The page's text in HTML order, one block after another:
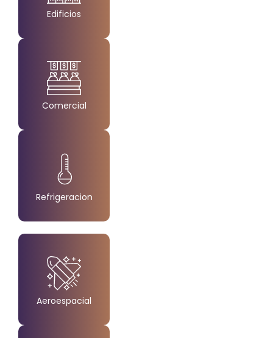
Created by Made by Made
from the Noun Project
Edificios
Created by Made
from the Noun Project
Comercial
Created by Made by Made
from the Noun Project
Refrigeracion
Created by Made x Made
from the Noun Project
Aeroespacial